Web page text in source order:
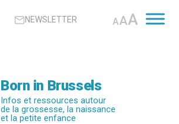
NEWSLETTER AAA
Born in Brussels
Infos et ressources autour
de la grossesse, la naissance
et la petite enfance